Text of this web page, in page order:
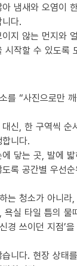
냄새와 오염이
다.
지 않는 먼지와
시작할 수 있도록
를 “사진으로만
신, 한 구역씩 순
니다.
닿는 곳, 발에
록 공간별 우선
는 청소가 아니라
욕실 타일 틈의 물
경 쓰이던 지점’
니다. 현장 상태